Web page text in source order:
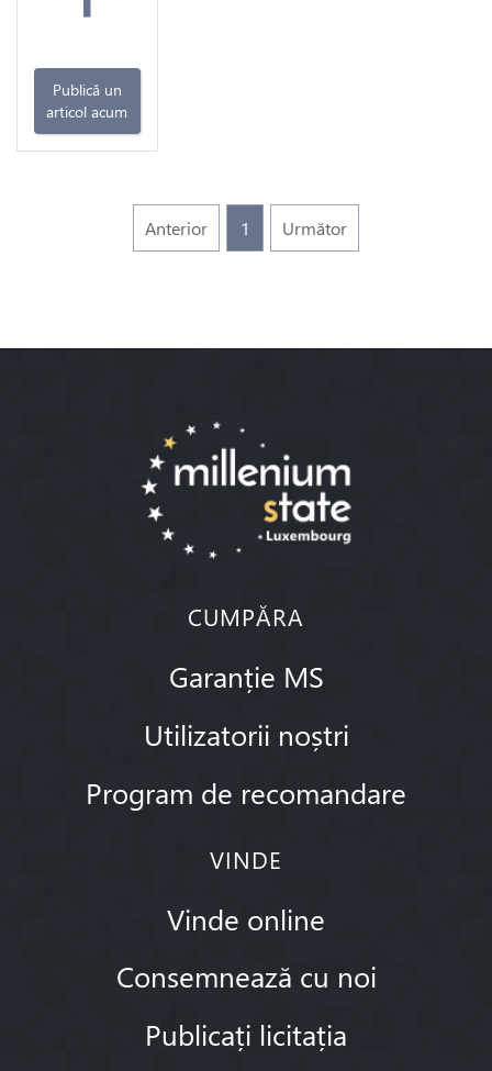
Publică un
articol acum
Anterior 1 Următor
CUMPĂRA
Garanție MS
Utilizatorii noștri
Program de recomandare
VINDE
Vinde online
Consemnează cu noi
Publicați licitația